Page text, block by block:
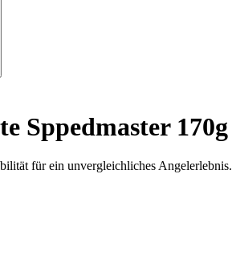
Sppedmaster 170g
für ein unvergleichliches Angelerlebnis.